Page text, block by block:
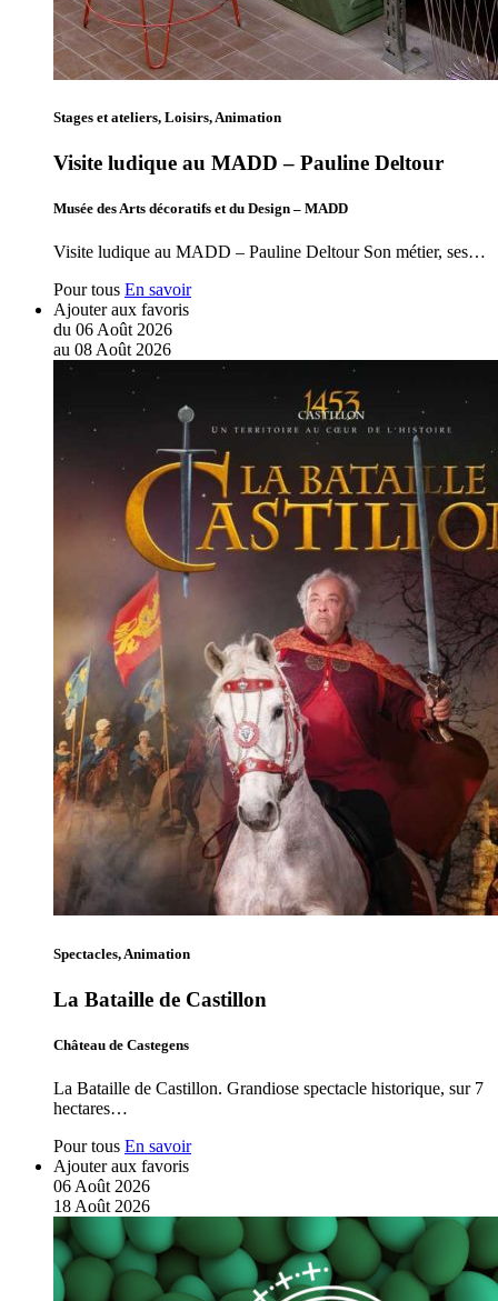
Stages et ateliers, Loisirs, Animation
Visite ludique au MADD – Pauline Deltour
Musée des Arts décoratifs et du Design – MADD
Visite ludique au MADD – Pauline Deltour Son métier, ses…
Pour tous En savoir
Ajouter aux favoris
du 06Août 2026
au 08Août 2026
Spectacles, Animation
La Bataille de Castillon
Château de Castegens
La Bataille de Castillon. Grandiose spectacle historique, sur 7
hectares…
Pour tous En savoir
Ajouter aux favoris
06 Août 2026
18 Août 2026